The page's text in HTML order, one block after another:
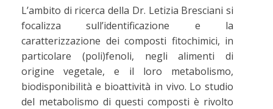
L’ambito di ricerca della Dr. Letizia Bresciani si
focalizza sull’identificazione e la
caratterizzazione dei composti fitochimici, in
particolare (poli)fenoli, negli alimenti di
origine vegetale, e il loro metabolismo,
biodisponibilità e bioattività in vivo. Lo studio
del metabolismo di questi composti è rivolto